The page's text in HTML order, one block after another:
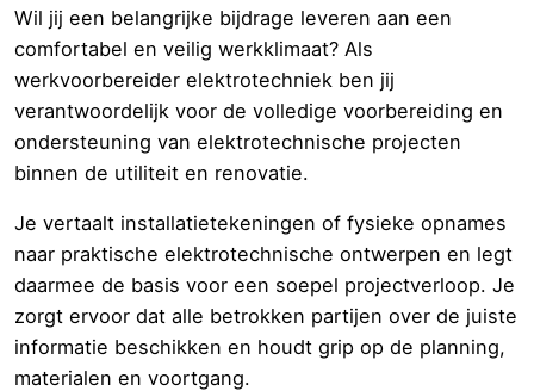
Wil jij een belangrijke bijdrage leveren aan een
comfortabel en veilig werkklimaat? Als
werkvoorbereider elektrotechniek ben jij
verantwoordelijk voor de volledige voorbereiding en
ondersteuning van elektrotechnische projecten
binnen de utiliteit en renovatie.
Je vertaalt installatietekeningen of fysieke opnames
naar praktische elektrotechnische ontwerpen en legt
daarmee de basis voor een soepel projectverloop. Je
zorgt ervoor dat alle betrokken partijen over de juiste
informatie beschikken en houdt grip op de planning,
materialen en voortgang.